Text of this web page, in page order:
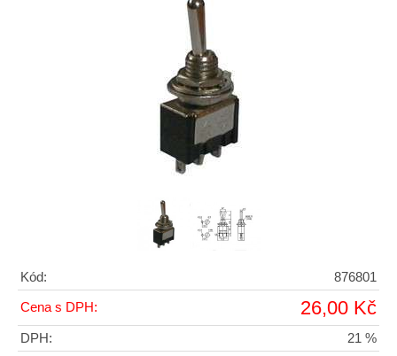
Kód: 876801
Cena s DPH: 26,00 Kč
DPH:
21 %